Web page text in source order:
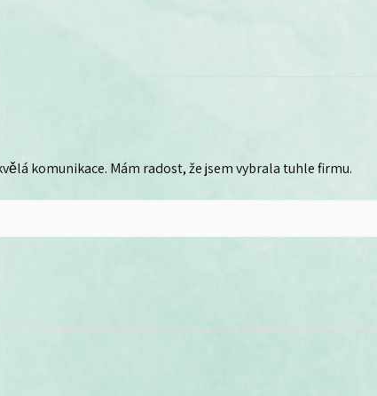
komunikace. Mám radost, že jsem vybrala tuhle firmu.